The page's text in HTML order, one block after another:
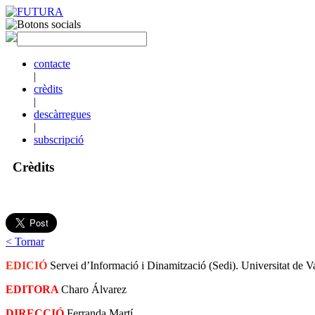
contacte
|
crèdits
|
descàrregues
|
subscripció
Crèdits
< Tornar
EDICIÓ Servei d’Informació i Dinamització (Sedi). Universitat de
EDITORACharo Álvarez